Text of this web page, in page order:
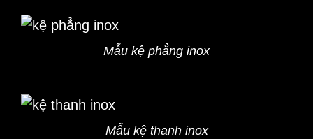
Mẫu kệ phẳng inox
Mẫu kệ thanh inox